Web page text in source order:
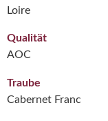
Loire
Qualität
AOC
Traube
Cabernet Franc